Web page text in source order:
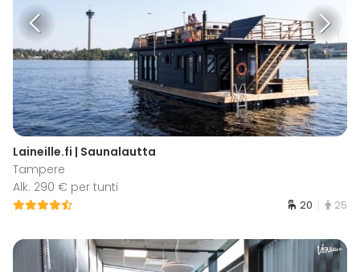
Laineille.fi | Saunalautta
Tampere
Alk. 290 € per tunti
20 25